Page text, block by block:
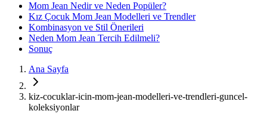
Mom Jean Nedir ve Neden Popüler?
Kız Çocuk Mom Jean Modelleri ve Trendler
Kombinasyon ve Stil Önerileri
Neden Mom Jean Tercih Edilmeli?
Sonuç
Ana Sayfa
kiz-cocuklar-icin-mom-jean-modelleri-ve-trendleri-guncel-
koleksiyonlar